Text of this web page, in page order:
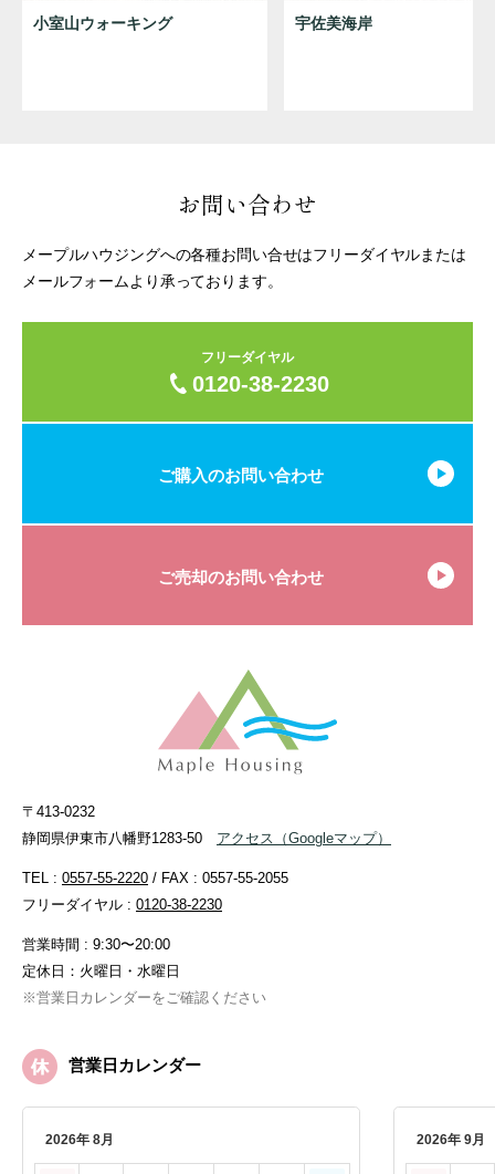
小室山ウォーキング 宇佐美海岸
お問い合わせ
メープルハウジングへの各種お問い合せはフリーダイヤルまたは
メールフォームより承っております。
フリーダイヤル
0120-38-2230
ご購入のお問い合わせ
ご売却のお問い合わせ
〒413-0232
静岡県伊東市八幡野1283-50
アクセス （Googleマップ）
TEL : 0557-55-2220 / FAX : 0557-55-2055
フリーダイヤル : 0120-38-2230
営業時間 : 9:30〜20:00
定休日：火曜日・水曜日
※営業日カレンダーをご確認ください
営業日カレンダー
2026年 8月 2026年 9月